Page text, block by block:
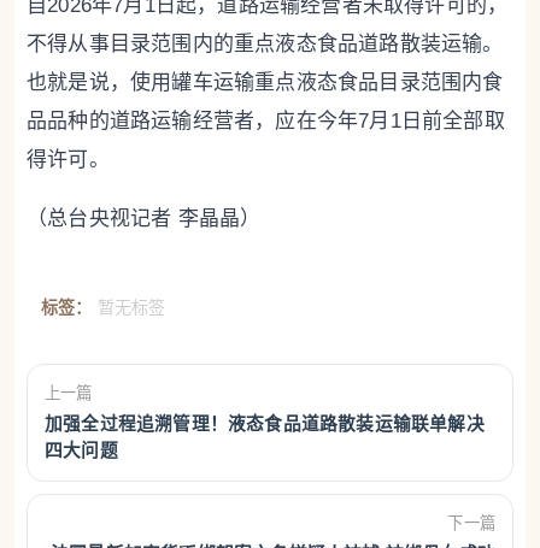
自2026年7月1日起，道路运输经营者未取得许可的，
不得从事目录范围内的重点液态食品道路散装运输。
也就是说，使用罐车运输重点液态食品目录范围内食
品品种的道路运输经营者，应在今年7月1日前全部取
得许可。
（总台央视记者 李晶晶）
标签： 暂无标签
上一篇
加强全过程追溯管理！液态食品道路散装运输联单解决
四大问题
下一篇